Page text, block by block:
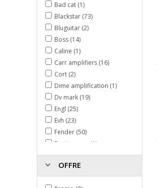
Bad cat (1)
Blackstar (73)
Bluguitar (2)
Boss (14)
Caline (1)
Carr amplifiers (16)
Cort (2)
Dime amplification (1)
Dv mark (19)
Engl (25)
Evh (23)
Fender (50)
Fortin amps (1)
Foxgear (5)
Friedman amplification (31)
Gibson (3)
OFFRE